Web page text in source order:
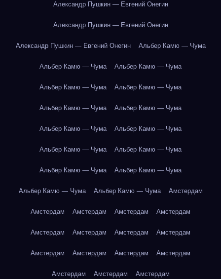
Александр Пушкин — Евгений Онегин
Александр Пушкин — Евгений Онегин
Александр Пушкин — Евгений Онегин Альбер Камю — Чума
Альбер Камю — Чума Альбер Камю — Чума
Альбер Камю — Чума Альбер Камю — Чума
Альбер Камю — Чума Альбер Камю — Чума
Альбер Камю — Чума Альбер Камю — Чума
Альбер Камю — Чума Альбер Камю — Чума
Альбер Камю — Чума Альбер Камю — Чума
Альбер Камю — Чума Альбер Камю — Чума Амстердам
Амстердам Амстердам Амстердам Амстердам
Амстердам Амстердам Амстердам Амстердам
Амстердам Амстердам Амстердам Амстердам
Амстердам Амстердам Амстердам